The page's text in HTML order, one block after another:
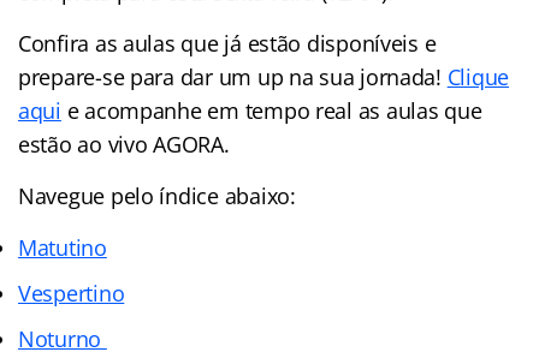
Confira as aulas que já estão disponíveis e
prepare-se para dar um up na sua jornada! Clique
aqui e acompanhe em tempo real as aulas que
estão ao vivo AGORA.
Navegue pelo índice abaixo:
Matutino
Vespertino
Noturno